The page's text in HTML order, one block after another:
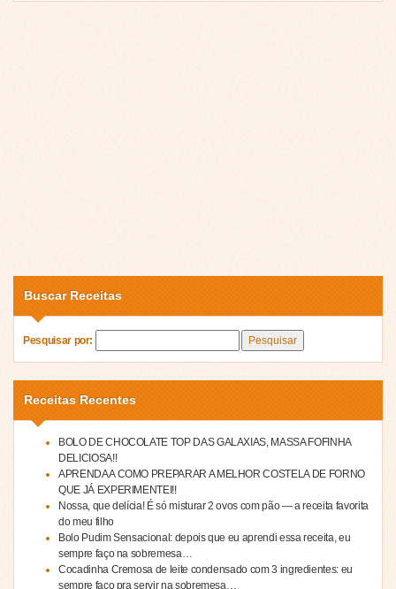
Buscar Receitas
Pesquisar por:
Receitas Recentes
BOLO DE CHOCOLATE TOP DAS GALAXIAS, MASSA FOFINHA
DELICIOSA!!
APRENDA A COMO PREPARAR A MELHOR COSTELA DE FORNO
QUE JÁ EXPERIMENTEI!!
Nossa, que delícia! É só misturar 2 ovos com pão — a receita favorita
do meu filho
Bolo Pudim Sensacional: depois que eu aprendi essa receita, eu
sempre faço na sobremesa…
Cocadinha Cremosa de leite condensado com 3 ingredientes: eu
sempre faço pra servir na sobremesa…